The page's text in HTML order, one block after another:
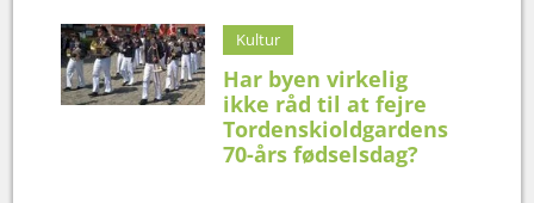
Kultur
Har byen virkelig
ikke råd til at fejre
Tordenskioldgardens
70-års fødselsdag?